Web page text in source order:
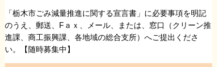
「栃木市ごみ減量推進に関する宣言書」に必要事項を明記
のうえ、郵送、Fａｘ、メール、または、窓口（クリーン推
進課、商工振興課、各地域の総合支所）へご提出くださ
い。【随時募集中】